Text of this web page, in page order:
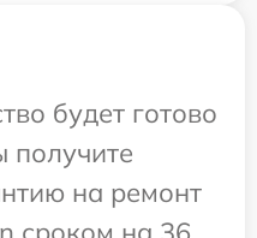
будет готово
получите
на ремонт